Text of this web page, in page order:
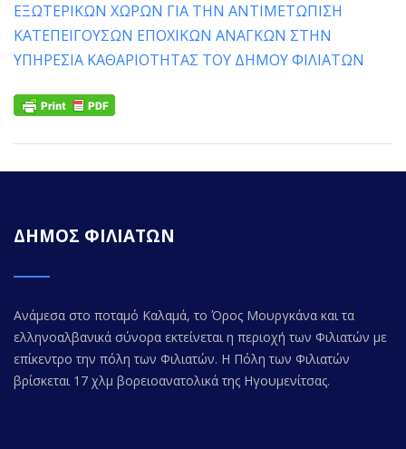
ΕΞΩΤΕΡΙΚΩΝ ΧΩΡΩΝ ΓΙΑ ΤΗΝ ΑΝΤΙΜΕΤΩΠΙΣΗ
ΚΑΤΕΠΕΙΓΟΥΣΩΝ ΕΠΟΧΙΚΩΝ ΑΝΑΓΚΩΝ ΣΤΗΝ
ΥΠΗΡΕΣΙΑ ΚΑΘΑΡΙΟΤΗΤΑΣ ΤΟΥ ΔΗΜΟΥ ΦΙΛΙΑΤΩΝ
ΔΗΜΟΣ ΦΙΛΙΑΤΩΝ
Ανάμεσα στο ποταμό Καλαμά, το Όρος Μουργκάνα και τα
ελληνοαλβανικά σύνορα εκτείνεται η περιοχή των Φιλιατών με
επίκεντρο την πόλη των Φιλιατών. Η Πόλη των Φιλιατών
βρίσκεται 17 χλμ βορειοανατολικά της Ηγουμενίτσας.